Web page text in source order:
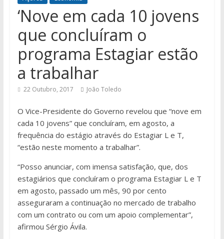
‘Nove em cada 10 jovens
que concluíram o
programa Estagiar estão
a trabalhar
22 Outubro, 2017 João Toledo
O Vice-Presidente do Governo revelou que “nove em
cada 10 jovens” que concluíram, em agosto, a
frequência do estágio através do Estagiar L e T,
“estão neste momento a trabalhar”.
“Posso anunciar, com imensa satisfação, que, dos
estagiários que concluíram o programa Estagiar L e T
em agosto, passado um mês, 90 por cento
asseguraram a continuação no mercado de trabalho
com um contrato ou com um apoio complementar”,
afirmou Sérgio Ávila.